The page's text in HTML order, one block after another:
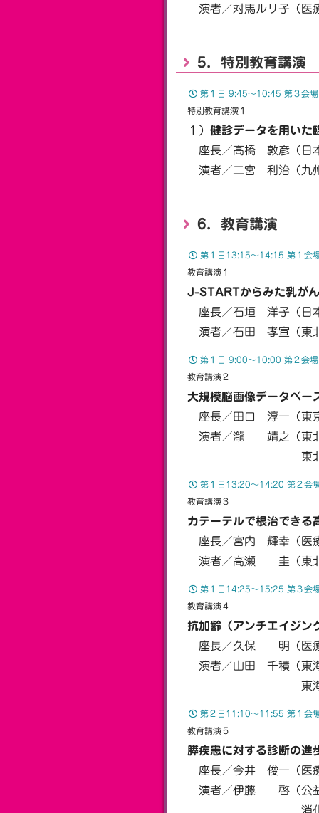
演者／対馬ルリ子（
5．特別教育講演
第１日 9:45〜10:45 第３会場
特別教育講演１
１） 健診データを用いた
座長／髙橋 敦彦（日
演者／二宮 利治（九
6．教育講演
第１日13:15〜14:15 第１会
教育講演１
J-STARTからみた乳が
座長／石垣 洋子（日
演者／石田 孝宣（東
第１日 9:00〜10:00 第２会場
教育講演２
大規模脳画像データベー
座長／田口 淳一（東
演者／瀧 靖之（東北
東北大学 スマー
第１日13:20〜14:20 第２会
教育講演３
カテーテルで根治できる
座長／宮内 輝幸（医
演者／高瀬 圭（東北
第１日14:25〜15:25 第３会
教育講演４
抗加齢（アンチエイジン
座長／久保 明（医療
演者／山田 千積（東
東海大学医学部
第２日11:10〜11:55 第１会
教育講演５
膵疾患に対する診断の
座長／今井 俊一（医
演者／伊藤 啓（公益
消化器病セ